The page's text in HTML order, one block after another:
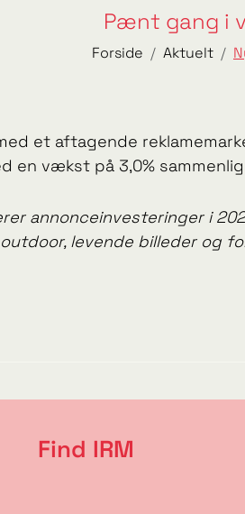
Pænt gang i
Forside Aktuelt
et aftagende
en vækst på 3,0%
annonceinvesteringer i
levende billeder og
Find IRM